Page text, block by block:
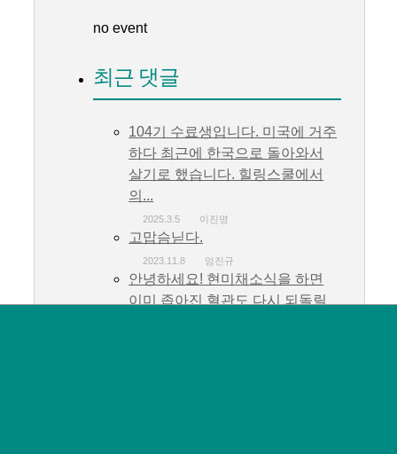
no event
최근 댓글
104기 수료생입니다. 미국에 거주
하다 최근에 한국으로 돌아와서
살기로 했습니다. 힐링스쿨에서
의...
2025.3.5 이진명
고맙슴닏다.
2023.11.8 엄진규
안녕하세요! 현미채소식을 하면
이미 좁아진 혈관도 다시 되돌릴